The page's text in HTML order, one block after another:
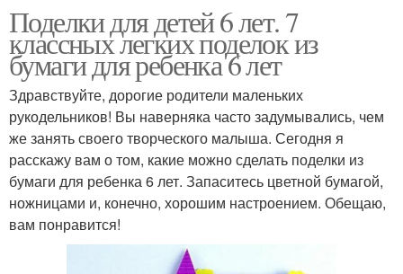
Поделки для детей 6 лет. 7
классных легких поделок из
бумаги для ребенка 6 лет
Здравствуйте, дорогие родители маленьких
рукодельников! Вы наверняка часто задумывались, чем
же занять своего творческого малыша. Сегодня я
расскажу вам о том, какие можно сделать поделки из
бумаги для ребенка 6 лет. Запаситесь цветной бумагой,
ножницами и, конечно, хорошим настроением. Обещаю,
вам понравится!